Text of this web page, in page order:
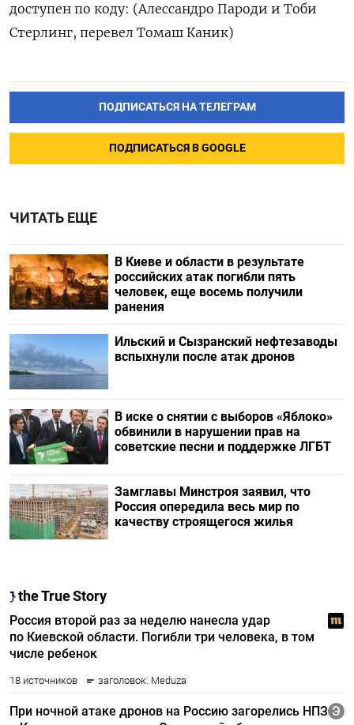
доступен по коду: (Алессандро Пароди и Тоби
Стерлинг, перевел Томаш Каник)
ПОДПИСАТЬСЯ НА ТЕЛЕГРАМ
ПОДПИСАТЬСЯ В GOOGLE
ЧИТАТЬ ЕЩЕ
В Киеве и области в результате
российских атак погибли пять
человек, еще восемь получили
ранения
Ильский и Сызранский нефтезаводы
вспыхнули после атак дронов
В иске о снятии с выборов «Яблоко»
обвинили в нарушении прав на
советские песни и поддержке ЛГБТ
Замглавы Минстроя заявил, что
Россия опередила весь мир по
качеству строящегося жилья